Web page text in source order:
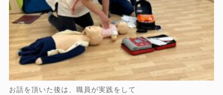
お話を頂いた後は、職員が実践をして